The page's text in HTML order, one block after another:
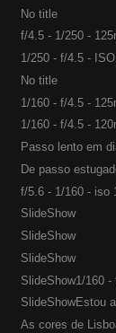
No title
f/4.5 - 1/250 -
1/250 - f/4.5 -
No title
1/160 - f/4.5 -
1/160 - f/4.5 -
Passo lento em
De passo
f/5.6 - 1/160 - iso
SlideShow
SlideShow
SlideShow
SlideShow1/160 -
SlideShowEstou
As cores de